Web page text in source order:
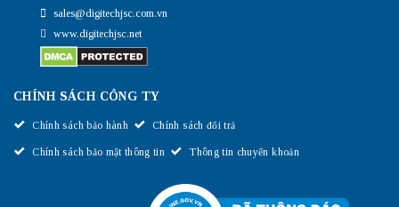
sales@digitechjsc.com.vn
www.digitechjsc.net
CHÍNH SÁCH CÔNG TY
Chính sách bảo hành Chính sách đổi trả
Chính sách bảo mật thông tin Thông tin chuyển khoản